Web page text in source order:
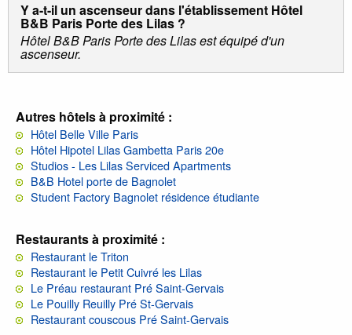
Y a-t-il un ascenseur dans l'établissement Hôtel
B&B Paris Porte des Lilas ?
Hôtel B&B Paris Porte des Lilas est équipé d'un
ascenseur.
Autres hôtels à proximité :
Hôtel Belle Ville Paris
Hôtel Hipotel Lilas Gambetta Paris 20e
Studios - Les Lilas Serviced Apartments
B&B Hotel porte de Bagnolet
Student Factory Bagnolet résidence étudiante
Restaurants à proximité :
Restaurant le Triton
Restaurant le Petit Cuivré les Lilas
Le Préau restaurant Pré Saint-Gervais
Le Pouilly Reuilly Pré St-Gervais
Restaurant couscous Pré Saint-Gervais